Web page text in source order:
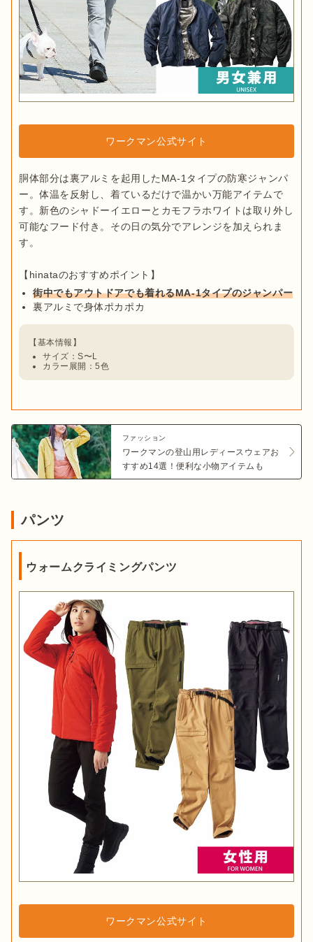
ワークマン公式サイト
胴体部分は裏アルミを起用したMA-1タイプの防寒ジャンパ
ー。体温を反射し、着ているだけで温かい万能アイテムで
す。新色のシャドーイエローとカモフラホワイトは取り外し
可能なフード付き。その日の気分でアレンジを加えられま
す。
街中でもアウトドアでも着れるMA-1タイプのジャンパー
裏アルミで身体ポカポカ
サイズ：S〜L
カラー展開：5色
ファッション
ワークマンの登山用レディースウェアお
すすめ14選！便利な小物アイテムも
パンツ
ウォームクライミングパンツ
ワークマン公式サイト